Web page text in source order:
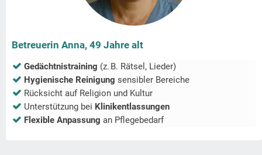
Betreuerin Anna, 49 Jahre alt
Gedächtnistraining (z. B. Rätsel, Lieder)
Hygienische Reinigung sensibler Bereiche
Rücksicht auf Religion und Kultur
Unterstützung bei Klinikentlassungen
Flexible Anpassung an Pflegebedarf